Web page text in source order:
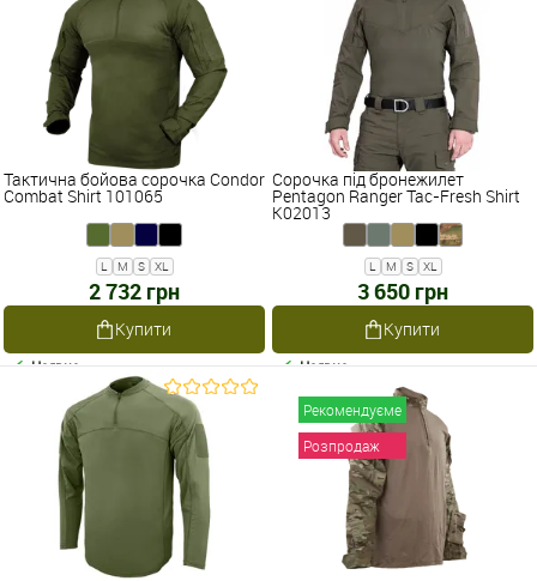
Тактична бойова сорочка Condor
Combat Shirt 101065
L M S XL
2 732 грн
Купити
Наявне
Сорочка під бронежилет
Pentagon Ranger Tac-Fresh Shirt
K02013
L M S XL
3 650 грн
Купити
Наявне
Рекомендуєме
Розпродаж